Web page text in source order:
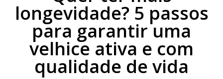
longevidade? 5 passos
para garantir uma
velhice ativa e com
qualidade de vida